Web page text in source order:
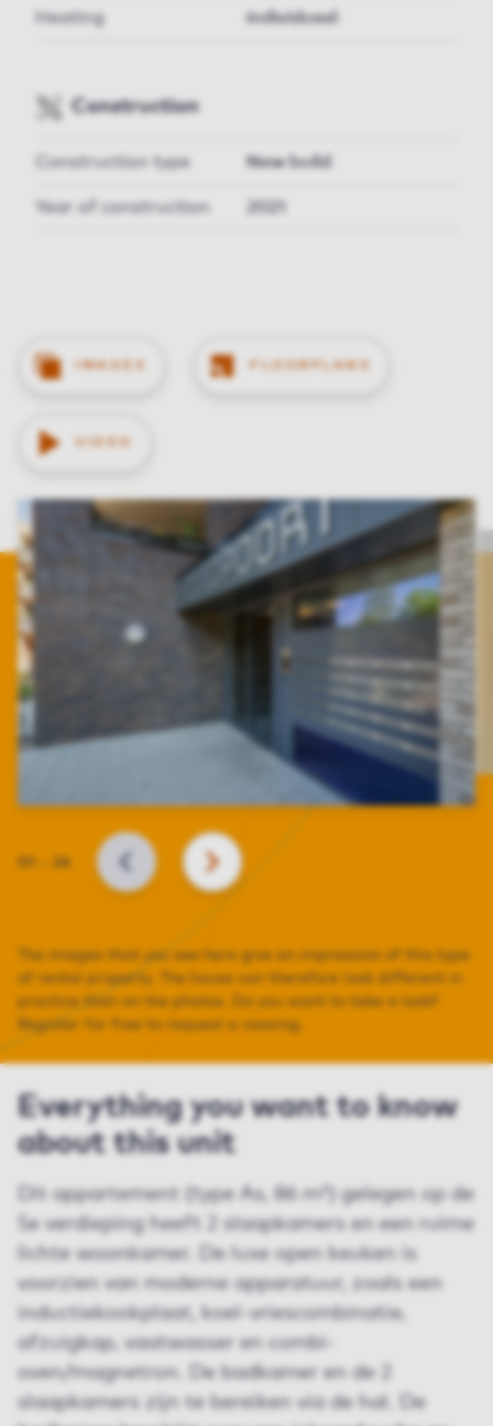
Heating individueel
Construction
Construction type New build
Year of construction
IMAGES FLOORPLANS
Slide 24 BACK NEXT
The images that you see here give an impression of this type
of rental property. The house can therefore look different in
practice than on the photos. Do you want to take a look?
Register for free to request a viewing.
Everything you want to know
about this unit
Dit appartement (type As, 86 m²) gelegen op de
5e verdieping heeft 2 slaapkamers en een ruime
lichte woonkamer. De luxe open keuken is
voorzien van moderne apparatuur, zoals een
inductiekookplaat, koel-vriescombinatie,
afzuigkap, vaatwasser en combi-
oven/magnetron. De badkamer en de 2
slaapkamers zijn te bereiken via de hal. De